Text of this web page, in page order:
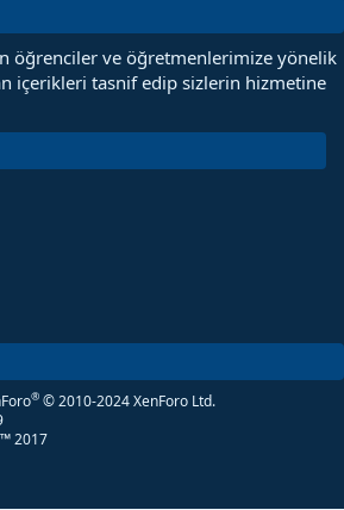
öğrenciler ve öğretmenlerimize yönelik
içerikleri tasnif edip sizlerin hizmetine
® © 2010-2024 XenForo Ltd.
2017